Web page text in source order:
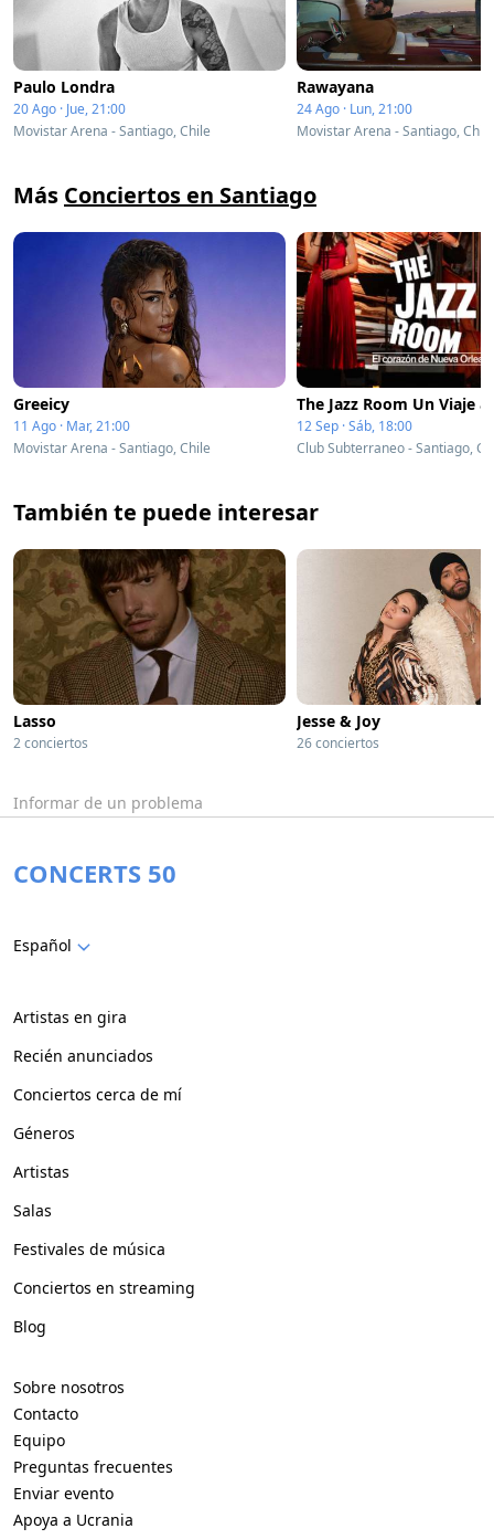
Paulo Londra
20 Ago · Jue, 21:00
Movistar Arena - Santiago, Chile
Rawayana
24 Ago · Lun, 21:00
Movistar Arena - Santiago, Chile
Más Conciertos en Santiago
Greeicy
11 Ago · Mar, 21:00
Movistar Arena - Santiago, Chile
12 Sep · Sáb, 18:00
Club Subterraneo - Santiago,
También te puede interesar
Lasso
2 conciertos
Jesse & Joy
26 conciertos
Informar de un problema
CONCERTS 50
Español
Artistas en gira
Recién anunciados
Conciertos cerca de mí
Géneros
Artistas
Salas
Festivales de música
Conciertos en streaming
Blog
Sobre nosotros
Contacto
Equipo
Preguntas frecuentes
Enviar evento
Apoya a Ucrania